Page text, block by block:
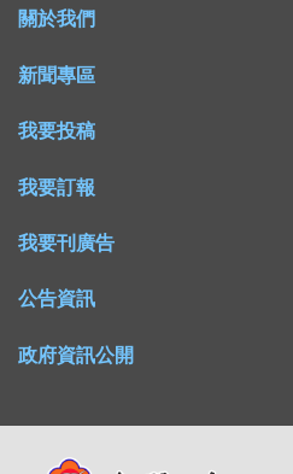
關於我們
新聞專區
我要投稿
我要訂報
我要刊廣告
公告資訊
政府資訊公開